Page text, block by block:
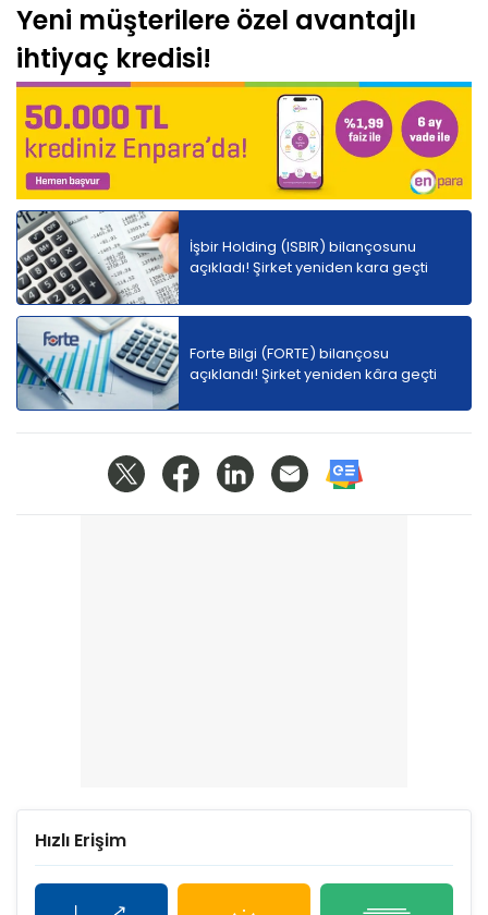
Yeni müşterilere özel avantajlı
ihtiyaç kredisi!
İşbir Holding (ISBIR) bilançosunu
açıkladı! Şirket yeniden kara geçti
Forte Bilgi (FORTE) bilançosu
açıklandı! Şirket yeniden kâra geçti
Hızlı Erişim